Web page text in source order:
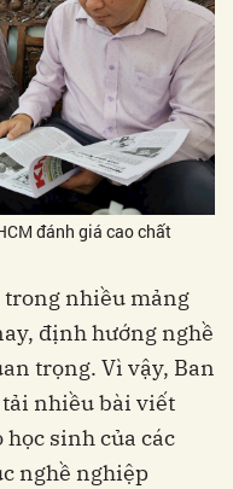
đánh giá cao chất
trong nhiều mảng
định hướng nghề
trọng. Vì vậy, Ban
nhiều bài viết
sinh của các
nghề nghiệp